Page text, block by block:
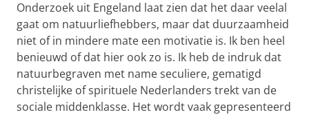
Onderzoek uit Engeland laat zien dat het daar veelal
gaat om natuurliefhebbers, maar dat duurzaamheid
niet of in mindere mate een motivatie is. Ik ben heel
benieuwd of dat hier ook zo is. Ik heb de indruk dat
natuurbegraven met name seculiere, gematigd
christelijke of spirituele Nederlanders trekt van de
sociale middenklasse. Het wordt vaak gepresenteerd